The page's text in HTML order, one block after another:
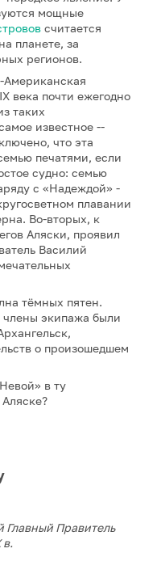
мощные
считается
планете, за
регионов.
Американская
века почти ежегодно
таких
известное --
что эта
печатями, если
судно: семью
с «Надеждой» -
плавании
Во-вторых, к
Аляски, проявил
Василий
тёмных пятен.
экипажа были
о произошедшем
в ту
Главный Правитель
в.